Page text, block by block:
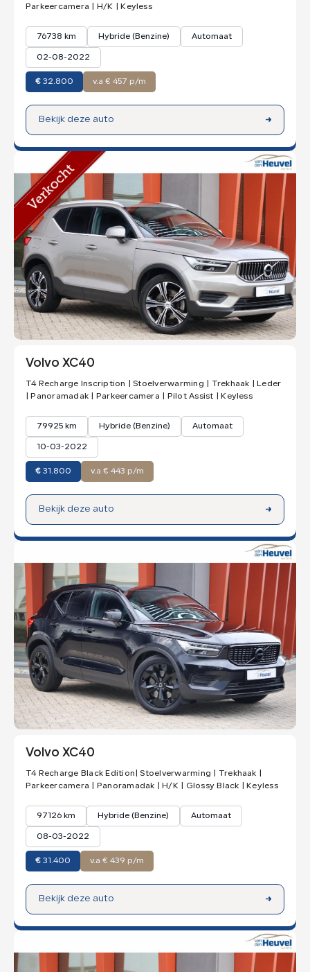
Parkeercamera | H/K | Keyless
76738 km Hybride (Benzine) Automaat
02-08-2022
€ 32.800 v.a € 457 p/m
Bekijk deze auto
Volvo XC40
T4 Recharge Inscription | Stoelverwarming | Trekhaak | Leder
| Panoramadak | Parkeercamera | Pilot Assist | Keyless
79925 km Hybride (Benzine) Automaat
10-03-2022
€ 31.800 v.a € 443 p/m
Bekijk deze auto
Volvo XC40
T4 Recharge Black Edition| Stoelverwarming | Trekhaak |
Parkeercamera | Panoramadak | H/K | Glossy Black | Keyless
97126 km Hybride (Benzine) Automaat
08-03-2022
€ 31.400 v.a € 439 p/m
Bekijk deze auto